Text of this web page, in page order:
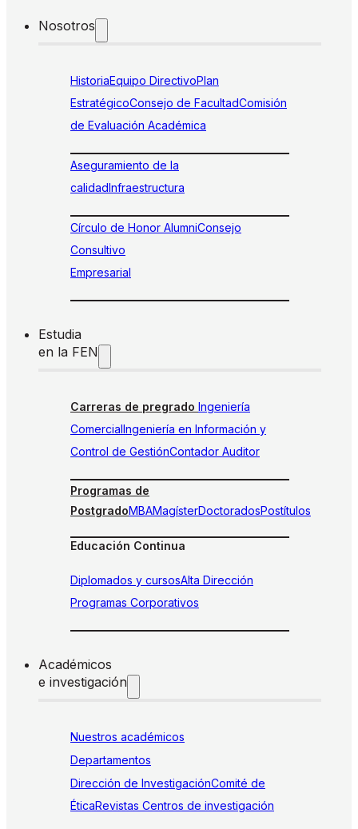
Nosotros
HistoriaEquipo DirectivoPlan
EstratégicoConsejo de FacultadComisión
de Evaluación Académica
Aseguramiento de la
calidadInfraestructura
Círculo de Honor AlumniConsejo
Consultivo
Empresarial
Estudia
en la FEN
Carreras de pregrado Ingeniería
ComercialIngeniería en Información y
Control de GestiónContador Auditor
Programas de
PostgradoMBAMagísterDoctoradosPostítulos
Educación Continua
Diplomados y cursosAlta Dirección
Programas Corporativos
Académicos
e investigación
Nuestros académicos
Departamentos
Dirección de InvestigaciónComité de
ÉticaRevistas Centros de investigación